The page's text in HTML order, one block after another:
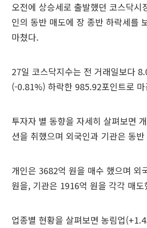
오전에 상승세로 출발했던 코스닥시
인의 동반 매도에 장 종반 하락세를
마쳤다.
27일 코스닥지수는 전 거래일보다
(-0.81%) 하락한 985.92포인트로 마
투자자 별 동향을 자세히 살펴보면
션을 취했으며 외국인과 기관은 동
개인은 3682억 원을 매수 했으며 외
원을, 기관은 1916억 원을 각각 매도
업종별 현황을 살펴보면 농림업